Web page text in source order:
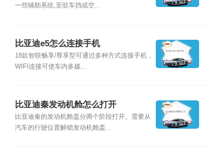
一些辅助系统,至驻车挡或空...
比亚迪e5怎么连接手机
18款智联畅享/尊享型可通过多种方式连接手机，
WIFI连接可使车内多媒...
比亚迪秦发动机舱怎么打开
比亚迪秦的发动机舱盖分两个阶段打开。需要从
汽车的行驶位置解锁发动机舱盖...